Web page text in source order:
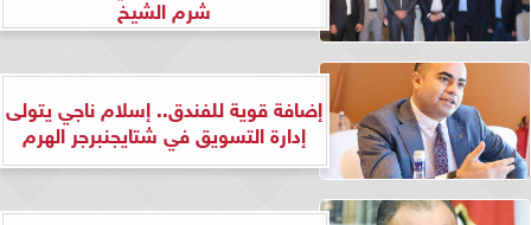
شرم الشيخ
إضافة قوية للفندق.. إسلام ناجي يتولى
إدارة التسويق في شتايجنبرجر الهرم